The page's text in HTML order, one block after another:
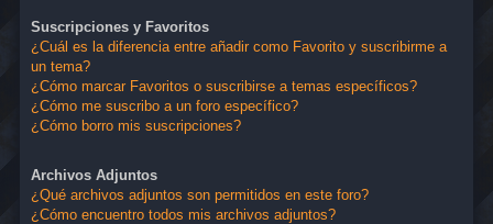
Suscripciones y Favoritos
¿Cuál es la diferencia entre añadir como Favorito y suscribirme a
un tema?
¿Cómo marcar Favoritos o suscribirse a temas específicos?
¿Cómo me suscribo a un foro específico?
¿Cómo borro mis suscripciones?
Archivos Adjuntos
¿Qué archivos adjuntos son permitidos en este foro?
¿Cómo encuentro todos mis archivos adjuntos?